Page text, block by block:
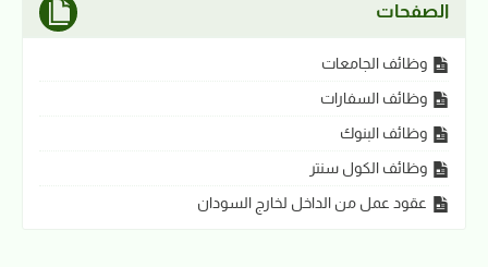
الصفحات
وظائف الجامعات
وظائف السفارات
وظائف البنوك
وظائف الكول سنتر
عقود عمل من الداخل لخارج السودان